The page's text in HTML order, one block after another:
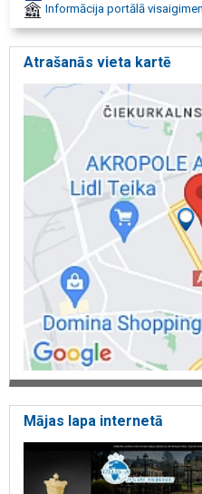
Informācija portālā
Atrašanās vieta kartē
Mājas lapa internetā